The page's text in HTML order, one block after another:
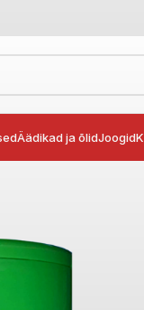
Äädikad ja õlidJoogid